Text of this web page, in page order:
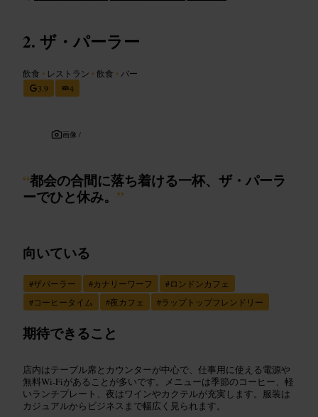
ザ・パーラー
飲食 • レストラン • 飲食 • バー
3.9
4
画像 /
“都会の合間に落ち着ける一杯、ザ・パーラ
ーでひと休み。 ”
向いている
#ザパーラー #カナリーワーフ #ロンドンカフェ
#コーヒータイム #夜カフェ #ラップトップフレンドリー
期待できること
店内はテーブル席とカウンターが中心で、仕事用に使える電源や
無料Wi‑Fiがあることが多いです。メニューは季節のコーヒー、軽
いランチプレート、夜はワインやカクテルが充実します。服装は
カジュアルからビジネスまで幅広く見られます。